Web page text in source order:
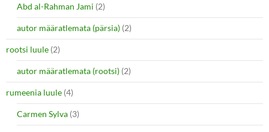
Abd al-Rahman Jami (2)
autor määratlemata (pärsia) (2)
rootsi luule (2)
autor määratlemata (rootsi) (2)
rumeenia luule (4)
Carmen Sylva (3)